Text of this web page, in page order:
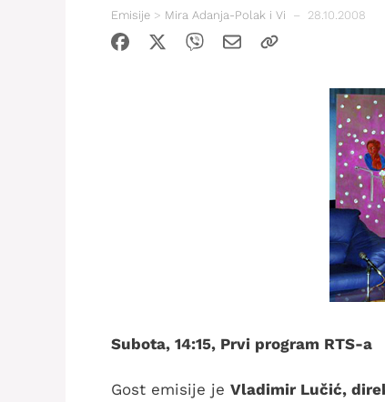
Emisije > Mira Adanja-Polak i Vi – 28.10.2008
Subota, 14:15, Prvi program RTS-a
Gost emisije je Vladimir Lučić,